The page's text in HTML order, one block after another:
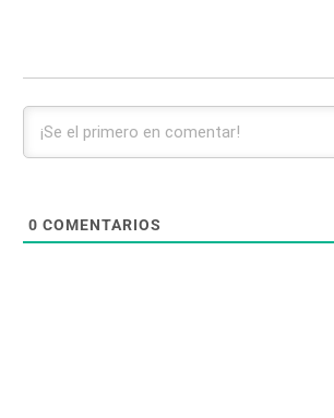
0 COMENTARIOS